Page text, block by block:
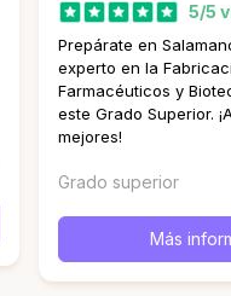
5/5
Prepárate en
experto en la
Farmacéuticos y
este Grado Superior.
mejores!
Grado superior
Más